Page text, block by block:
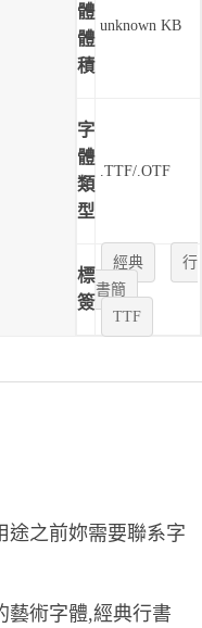
體
體
積
unknown KB
字
體
類
型
.TTF/.OTF
標
簽
經典
行
書簡
TTF
途之前妳需要聯系字
藝術字體,經典行書